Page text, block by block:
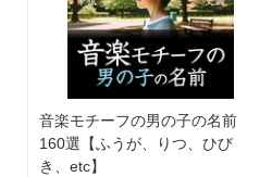
音楽モチーフの男の子の名前
160選【ふうが、りつ、ひび
き、etc】